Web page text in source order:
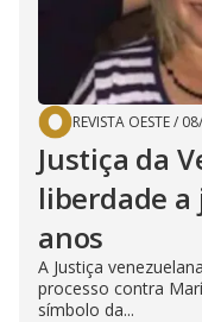
REVISTA OESTE/
Justiça da
liberdade
anos
A Justiça
processo contra
símbolo da...